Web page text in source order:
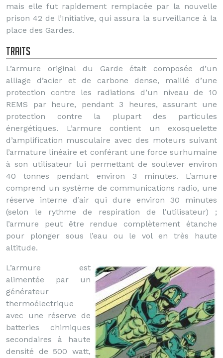
mais elle fut rapidement remplacée par la nouvelle
prison 42 de l’Initiative, qui assura la surveillance à la
place des Gardes.
Traits
L’armure original du Garde était composée d’un
alliage d’acier et de carbone dense, maillé d’une
protection contre les radiations d’un niveau de 10
REMS par heure, pendant 3 heures, assurant une
protection contre la plupart des particules
énergétiques. L’armure contient un exosquelette
d’amplification musculaire avec des moteurs suivant
l’armature linéaire et conférant une force surhumaine
à son utilisateur lui permettant de soulever environ
40 tonnes pendant environ 3 minutes. L’amure
comprend un système de communications radio, une
réserve interne d’air qui dure environ 30 minutes
(selon le rythme de respiration de l’utilisateur) ;
l’armure peut être rendue complètement étanche
pour plonger sous l’eau ou le vol en très haute
altitude.
L’armure est
alimentée par un
générateur
thermoélectrique
avec une réserve de
batteries chimiques
secondaires à haute
densité de 500 watt,